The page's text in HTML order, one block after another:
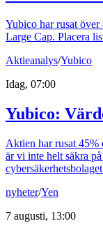
Yubico har rusat över
Large Cap. Placera
Aktieanalys/Yubico
Idag, 07:00
Yubico:
Aktien har rusat 45%
är vi inte helt säkra
nyheter/Yen
7 augusti, 13:00